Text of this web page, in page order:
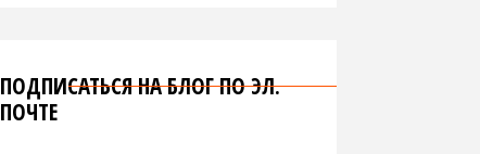
ПОДПИСАТЬСЯ НА БЛОГ ПО ЭЛ.
ПОЧТЕ